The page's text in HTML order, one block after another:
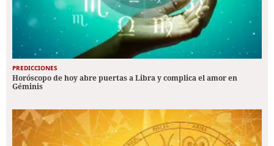
PREDICCIONES
Horóscopo de hoy abre puertas a Libra y complica el amor en
Géminis